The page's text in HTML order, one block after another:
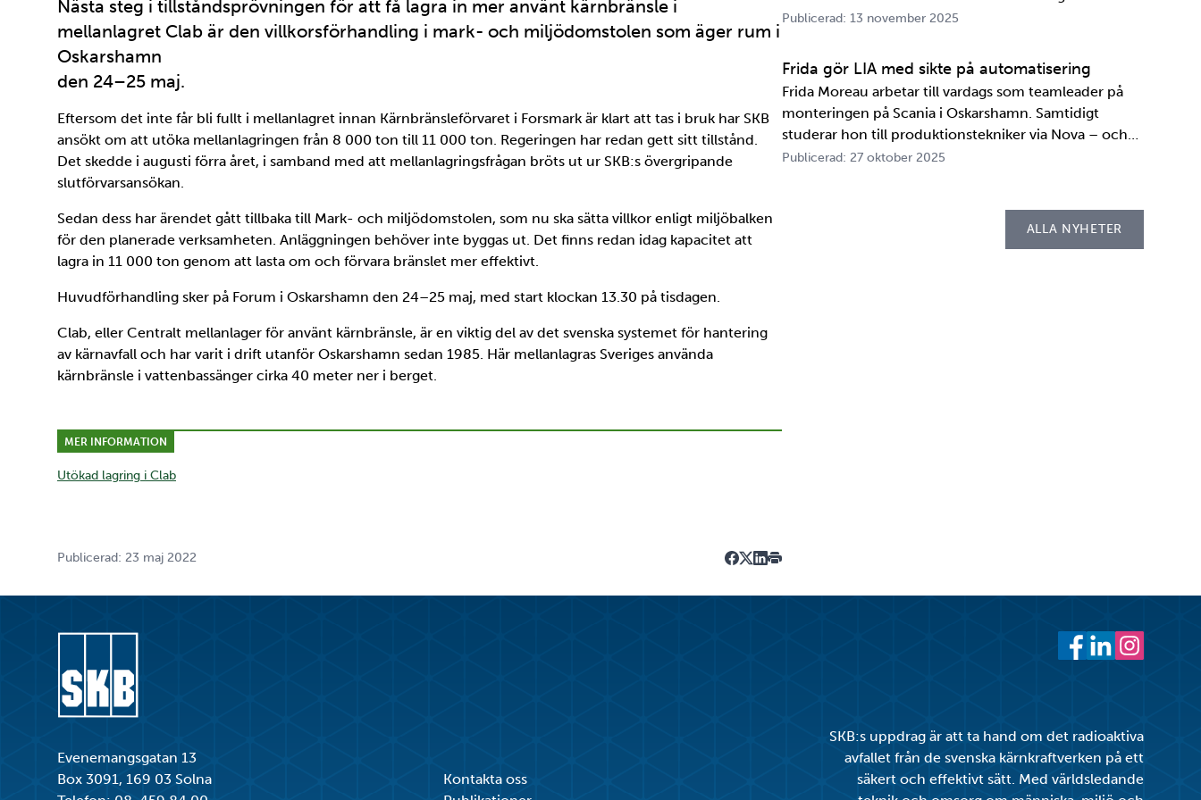
Nästa steg i tillståndsprövningen för att få lagra in mer använt kärnbränsle i
mellanlagret Clab är den villkorsförhandling i mark- och miljödomstolen som äger rum i
Oskarshamn
den 24–25 maj.
Eftersom det inte får bli fullt i mellanlagret innan Kärnbränsleförvaret i Forsmark är klart att tas i bruk har SKB
ansökt om att utöka mellanlagringen från 8 000 ton till 11 000 ton. Regeringen har redan gett sitt tillstånd.
Det skedde i augusti förra året, i samband med att mellanlagringsfrågan bröts ut ur SKB:s övergripande
slutförvarsansökan.
Sedan dess har ärendet gått tillbaka till Mark- och miljödomstolen, som nu ska sätta villkor enligt miljöbalken
för den planerade verksamheten. Anläggningen behöver inte byggas ut. Det finns redan idag kapacitet att
lagra in 11 000 ton genom att lasta om och förvara bränslet mer effektivt.
Huvudförhandling sker på Forum i Oskarshamn den 24–25 maj, med start klockan 13.30 på tisdagen.
Clab, eller Centralt mellanlager för använt kärnbränsle, är en viktig del av det svenska systemet för hantering
av kärnavfall och har varit i drift utanför Oskarshamn sedan 1985. Här mellanlagras Sveriges använda
kärnbränsle i vattenbassänger cirka 40 meter ner i berget.
MER INFORMATION
Utökad lagring i Clab
Publicerad: 23 maj 2022
USA. Innan transportbehållaren kan bli en del av SKB:s
tester och utbildningar. Redan 2008 i…
Publicerad: 13 november 2025
Frida gör LIA med sikte på automatisering
Frida Moreau arbetar till vardags som teamleader på
monteringen på Scania i Oskarshamn. Samtidigt
studerar hon till produktionstekniker via Nova – och
under tio veckor i höst gör hon både sin praktik, även
Publicerad: 27 oktober 2025
ALLA NYHETER
Evenemangsgatan 13
Box 3091, 169 03 Solna
Kontakta oss
SKB:s uppdrag är att ta hand om det radioaktiva
avfallet från de svenska kärnkraftverken på ett
säkert och effektivt sätt. Med världsledande